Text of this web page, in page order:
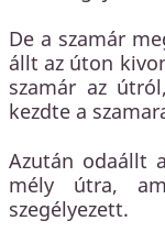
De a szamár
állt az úton
szamár az
kezdte a
Azután odaállt
mély útra,
szegélyezett.